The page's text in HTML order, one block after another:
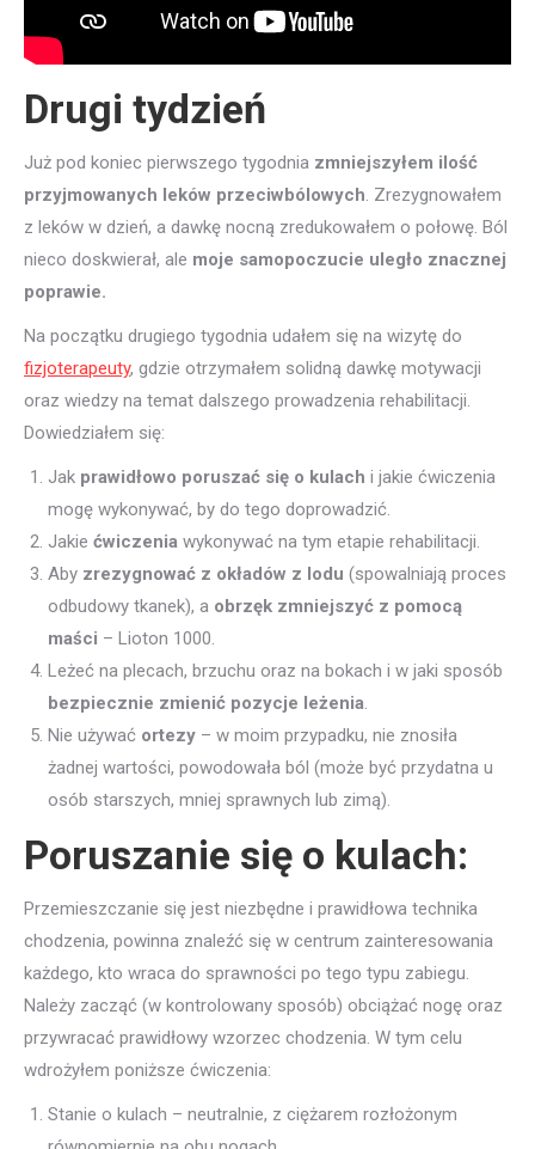
Drugi tydzień
Już pod koniec pierwszego tygodnia zmniejszyłem ilość
przyjmowanych leków przeciwbólowych . Zrezygnowałem
z leków w dzień, a dawkę nocną zredukowałem o połowę. Ból
nieco doskwierał, ale moje samopoczucie uległo znacznej
poprawie.
Na początku drugiego tygodnia udałem się na wizytę do
fizjoterapeuty, gdzie otrzymałem solidną dawkę motywacji
oraz wiedzy na temat dalszego prowadzenia rehabilitacji.
Dowiedziałem się:
Jak prawidłowo poruszać się o kulach i jakie ćwiczenia
mogę wykonywać, by do tego doprowadzić.
Jakie ćwiczenia wykonywać na tym etapie rehabilitacji.
Aby zrezygnować z okładów z lodu (spowalniają proces
odbudowy tkanek), a obrzęk zmniejszyć z pomocą
maści – Lioton 1000.
Leżeć na plecach, brzuchu oraz na bokach i w jaki sposób
bezpiecznie zmienić pozycje leżenia
Nie używać ortezy – w moim przypadku, nie znosiła
żadnej wartości, powodowała ból (może być przydatna u
osób starszych, mniej sprawnych lub zimą).
Poruszanie się o kulach:
Przemieszczanie się jest niezbędne i prawidłowa technika
chodzenia, powinna znaleźć się w centrum zainteresowania
każdego, kto wraca do sprawności po tego typu zabiegu.
Należy zacząć (w kontrolowany sposób) obciążać nogę oraz
przywracać prawidłowy wzorzec chodzenia. W tym celu
wdrożyłem poniższe ćwiczenia:
Stanie o kulach – neutralnie, z ciężarem rozłożonym